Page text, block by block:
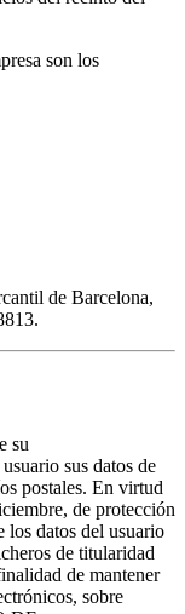
son los
de Barcelona,
su
sus datos de
postales. En virtud
de protección
los datos del usuario
de titularidad
de mantener
sobre